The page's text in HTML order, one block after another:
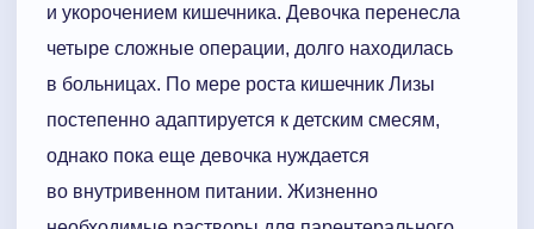
и укорочением кишечника. Девочка перенесла
четыре сложные операции, долго находилась
в больницах. По мере роста кишечник Лизы
постепенно адаптируется к детским смесям,
однако пока еще девочка нуждается
во внутривенном питании. Жизненно